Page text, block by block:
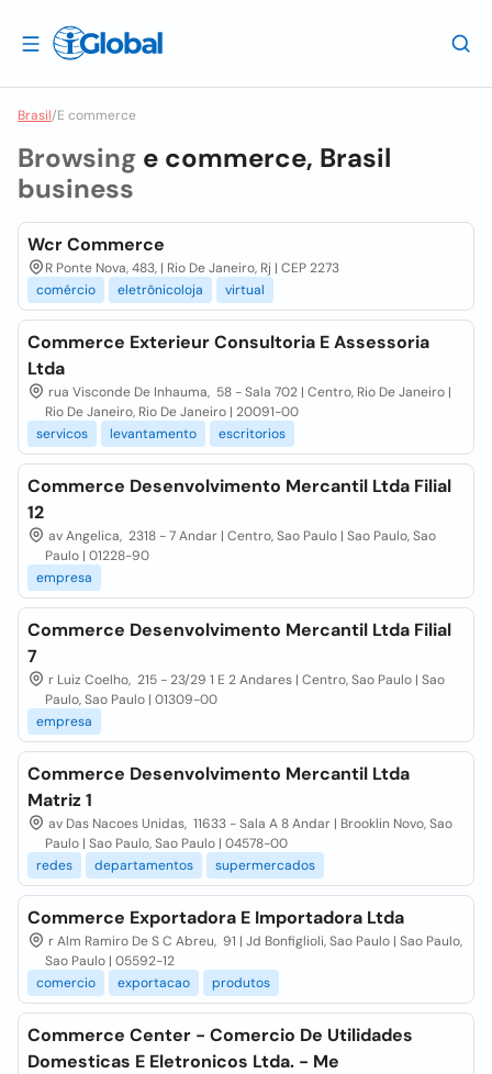
Brasil/E commerce
Browsing e commerce, Brasil
business
Wcr Commerce
R Ponte Nova, 483, | Rio De Janeiro, Rj | CEP 2273
comércio
eletrônicoloja virtual
Commerce Exterieur Consultoria E Assessoria
Ltda
rua Visconde De Inhauma, 58 - Sala 702 | Centro, Rio De Janeiro |
Rio De Janeiro, Rio De Janeiro | 20091-00
servicos
levantamento escritorios
Commerce Desenvolvimento Mercantil Ltda Filial
12
av Angelica, 2318 - 7 Andar | Centro, Sao Paulo | Sao Paulo, Sao
Paulo | 01228-90
empresa
Commerce Desenvolvimento Mercantil Ltda Filial
7
r Luiz Coelho, 215 - 23/29 1 E 2 Andares | Centro, Sao Paulo | Sao
Paulo, Sao Paulo | 01309-00
empresa
Commerce Desenvolvimento Mercantil Ltda
Matriz 1
av Das Nacoes Unidas, 11633 - Sala A 8 Andar | Brooklin Novo, Sao
Paulo | Sao Paulo, Sao Paulo | 04578-00
redes
departamentos supermercados
Commerce Exportadora E Importadora Ltda
r Alm Ramiro De S C Abreu, 91 | Jd Bonfiglioli, Sao Paulo | Sao Paulo,
Sao Paulo | 05592-12
comercio
exportacao produtos
Commerce Center - Comercio De Utilidades
Domesticas E Eletronicos Ltda. - Me